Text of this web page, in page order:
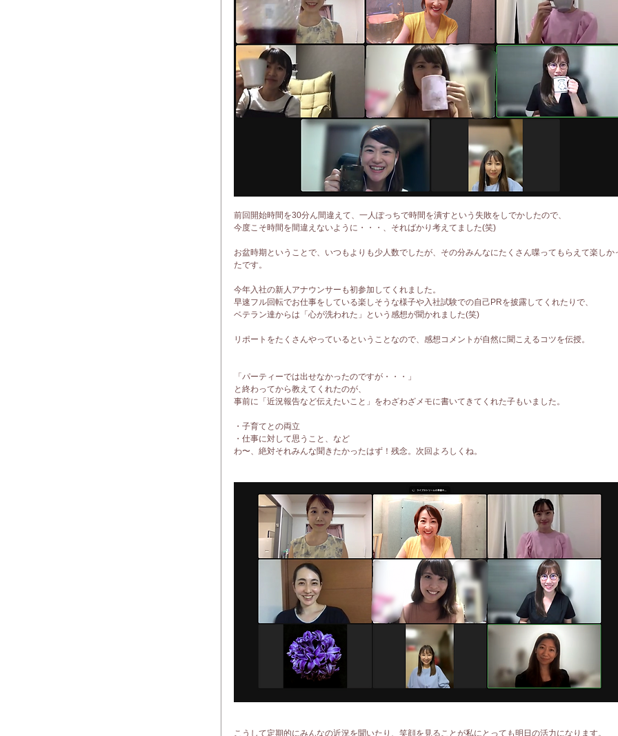
前回開始時間を30分ん間違えて、一人ぽっちで時間を潰すという失敗をしでかしたので、
今度こそ時間を間違えないように・・・、そればかり考えてました(笑)
お盆時期ということで、いつもよりも少人数でしたが、その分みんなにたくさん喋ってもらえて楽しか
たです。
今年入社の新人アナウンサーも初参加してくれました。
早速フル回転でお仕事をしている楽しそうな様子や入社試験での自己PRを披露してくれたりで、
ベテラン達からは「心が洗われた」という感想が聞かれました(笑)
リポートをたくさんやっているということなので、感想コメントが自然に聞こえるコツを伝授。
「パーティーでは出せなかったのですが・・・」
と終わってから教えてくれたのが、
事前に「近況報告など伝えたいこと」をわざわざメモに書いてきてくれた子もいました。
・子育てとの両立
・仕事に対して思うこと、など
わ〜、絶対それみんな聞きたかったはず！残念。次回よろしくね。
こうして定期的にみんなの近況を聞いたり、笑顔を見ることが私にとっても明日の活力になります。